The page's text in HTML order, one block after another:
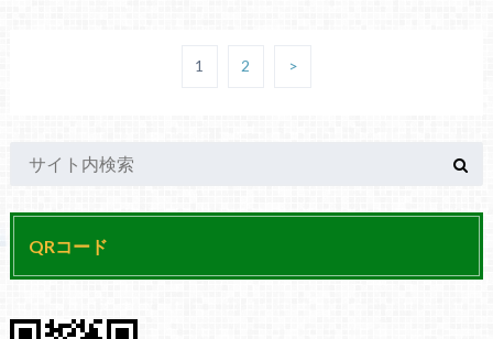
1 2 >
QRコード